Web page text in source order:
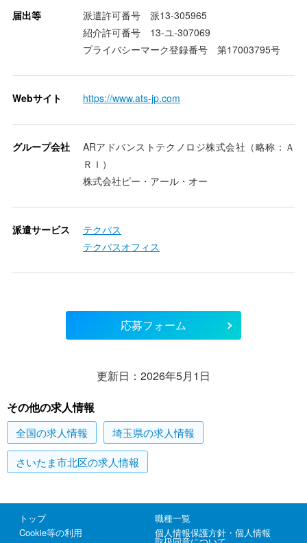
届出等
派遣許可番号 派13-305965
紹介許可番号 13-ユ-307069
プライバシーマーク登録番号 第17003795号
Webサイト https://www.ats-jp.com
グループ会社
ARアドバンストテクノロジ株式会社（略称：Ａ
ＲＩ）
株式会社ピー・アール・オー
派遣サービス
テクパス
テクパスオフィス
応募フォーム
更新日：2026年5月1日
その他の求人情報
全国の求人情報 埼玉県の求人情報
さいたま市北区の求人情報
トップ
職種一覧
Cookie等の利用
個人情報保護方針・個人情報